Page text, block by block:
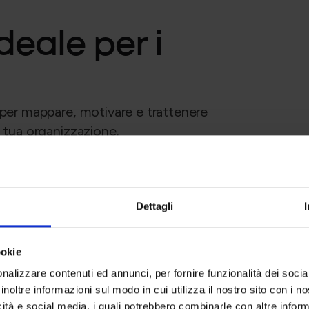
Dettagli
contenuti ed annunci, per fornire funzionalità dei
informazioni sul modo in cui utilizza il nostro sito con i
e social media, i quali potrebbero combinarle con altre
per i
mappare, motivare e trattenere
organizzazione.
&
Adottiamo misurazioni oggettive che
competizione e allinea gli obiettivi individuali
Mappiamo le competenze interne per
riduce la frustrazione e massimizza il rendimento.